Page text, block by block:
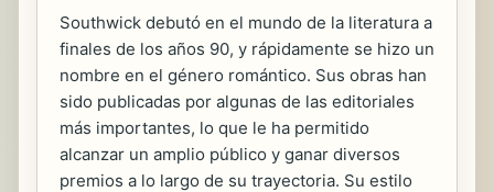
Southwick debutó en el mundo de la literatura a
finales de los años 90, y rápidamente se hizo un
nombre en el género romántico. Sus obras han
sido publicadas por algunas de las editoriales
más importantes, lo que le ha permitido
alcanzar un amplio público y ganar diversos
premios a lo largo de su trayectoria. Su estilo